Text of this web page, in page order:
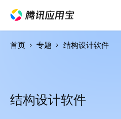
首页 专题 结构设计软件
结构设计软件